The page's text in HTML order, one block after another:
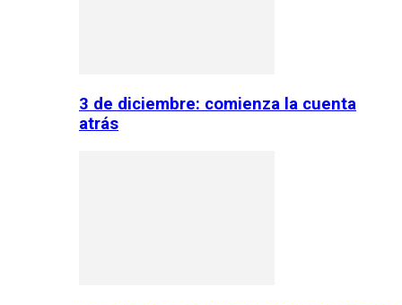
3 de diciembre: comienza la cuenta
atrás